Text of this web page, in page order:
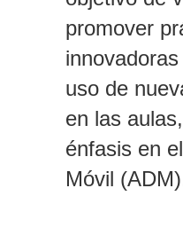
promover
uso de
en las
énfasis en
Móvil